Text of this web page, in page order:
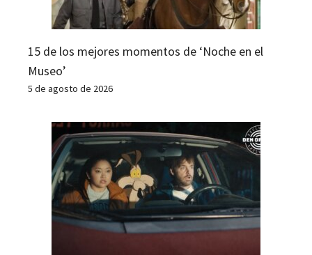
15 de los mejores momentos de ‘Noche en el
Museo’
5 de agosto de 2026